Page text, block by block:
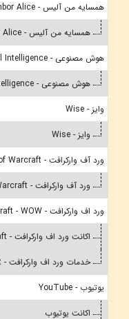
همسایه من آلیس - My Neighbor Alice
همسایه من آلیس - My Neighbor Alice
هوش مصنوعی - Artificial Intelligence
هوش مصنوعی - Artificial Intelligence
وایز - Wise
وایز - Wise
ورد آف وارکرافت - World of Warcraft
ورد آف وارکرافت - World of Warcraft
ورد اف وارکرافت - World of Warcraft - WOW
اکانت ورد اف وارکرافت - World of Warcraft
خدمات ورد اف وارکرافت - World of Warcraft
یوتیوب - YouTube
اکانت یوتیوب